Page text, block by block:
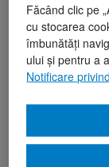
Făcând clic pe
cu stocarea
îmbunătăți
ului și pentru a
Notificare